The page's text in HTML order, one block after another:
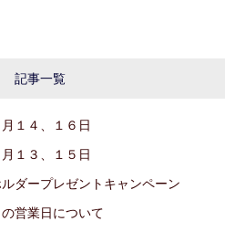
記事一覧
１４、１６日
１３、１５日
ダープレゼントキャンペーン
営業日について